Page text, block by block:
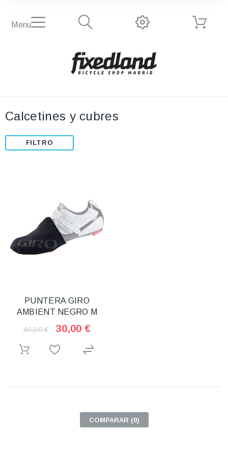
Menu
Calcetines y cubres
PUNTERA GIRO
AMBIENT NEGRO M
40,00 € 30,00 €
COMPARAR (0)
FILTRO